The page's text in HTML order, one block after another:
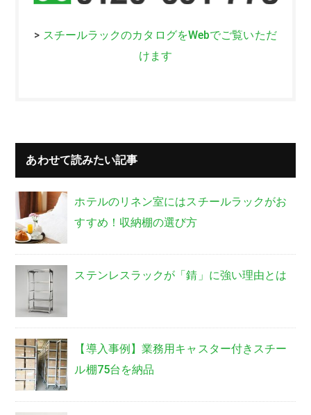
> スチールラックのカタログをWebでご覧いただ
けます
あわせて読みたい記事
ホテルのリネン室にはスチールラックがお
すすめ！収納棚の選び方
ステンレスラックが「錆」に強い理由とは
【導入事例】業務用キャスター付きスチー
ル棚75台を納品